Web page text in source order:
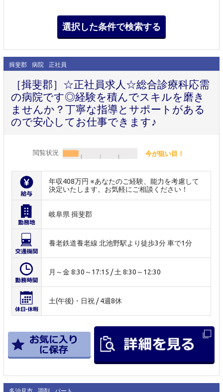
揖斐郡 病院 正社員
［揖斐郡］☆正社員求人☆総合診療科応需
の病院です◎経験を積んでスキルを磨き
ませんか？丁寧な指導とサポートがある
ので安心してお仕事できます♪
閲覧状況 今が狙い目！
年収408万円 ※あなたのご経験、能力を考慮して
決定いたします。お気軽にご相談ください！
岐阜県 揖斐郡
養老鉄道養老線 北池野駅より徒歩3分 車で1分
月～金 8:30～17:15 / 土 8:30～12:30
土(午後)・日祝 / 4週8休
多治見市 調剤 パート